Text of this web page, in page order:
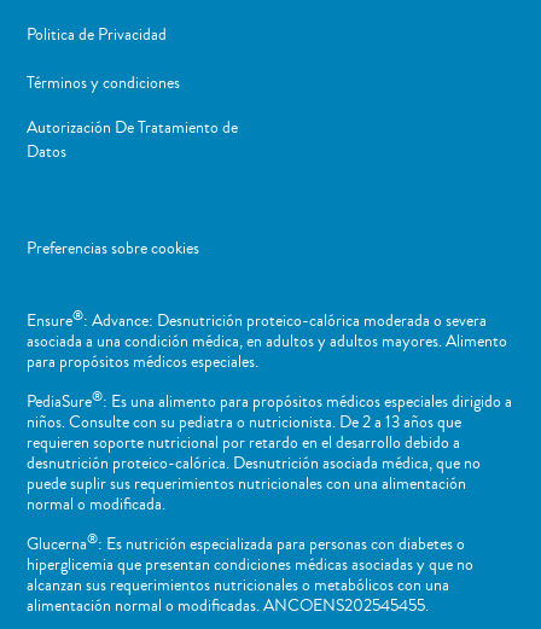
Politica de Privacidad
Términos y condiciones
Autorización De Tratamiento de
Datos
Preferencias sobre cookies
Ensure®: Advance: Desnutrición proteico-calórica moderada o severa
asociada a una condición médica, en adultos y adultos mayores. Alimento
para propósitos médicos especiales.
PediaSure®: Es una alimento para propósitos médicos especiales dirigido a
niños​. Consulte con su pediatra o nutricionista. De 2 a 13 años que
requieren soporte nutricional por retardo en el desarrollo debido a
desnutrición proteico-calórica. Desnutrición asociada médica, que no
puede suplir sus requerimientos nutricionales con una alimentación
normal o ​modificada.
Glucerna®: Es nutrición especializada para personas con diabetes o
hiperglicemia que presentan condiciones médicas asociadas y que no
alcanzan sus requerimientos nutricionales o metabólicos con una
alimentación normal o modificadas. ANCOENS202545455.